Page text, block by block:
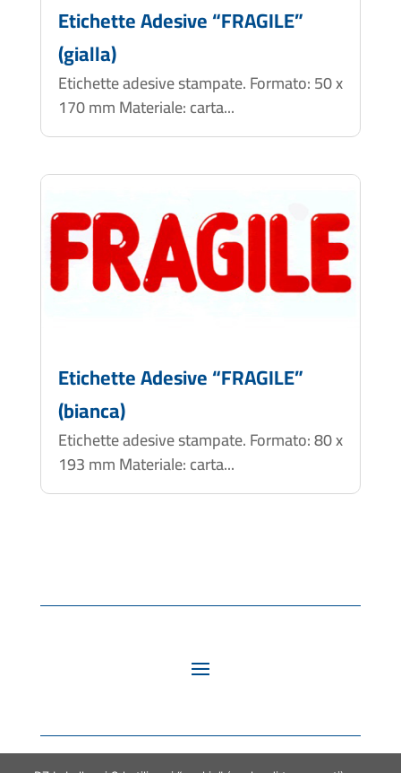
Etichette Adesive “FRAGILE”
(gialla)
Etichette adesive stampate. Formato: 50 x
170 mm Materiale: carta...
Etichette Adesive “FRAGILE”
(bianca)
Etichette adesive stampate. Formato: 80 x
193 mm Materiale: carta...